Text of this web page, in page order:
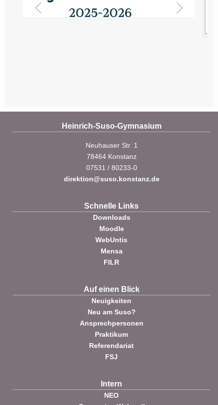
Heinrich-Suso-Gymnasium
Neuhauser Str. 1
78464 Konstanz
07531 / 80233-0
direktion@suso.konstanz.de
Schnelle Links
Downloads
Moodle
WebUntis
Mensa
FILR
Auf einen Blick
Neuigkeiten
Neu am Suso?
Ansprechpersonen
Praktikum
Referendariat
FSJ
Intern
NEO